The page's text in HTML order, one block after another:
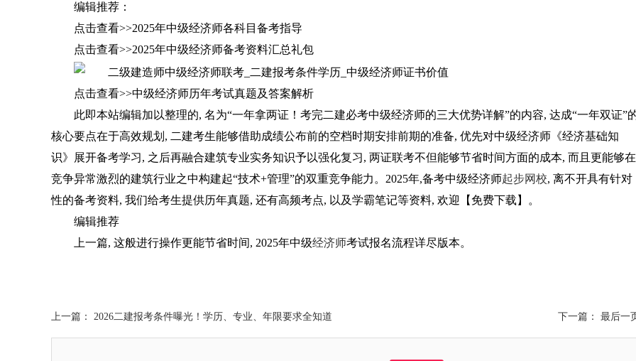
编辑推荐：
点击查看>>2025年中级经济师各科目备考指导
点击查看>>2025年中级经济师备考资料汇总礼包
点击查看>>中级经济师历年考试真题及答案解析
此即本站编辑加以整理的, 名为“一年拿两证！考完二建必考中级经济师的三大优势详解”的内容, 达成“一年双证”
核心要点在于高效规划, 二建考生能够借助成绩公布前的空档时期安排前期的准备, 优先对中级经济师《经济基础知
识》展开备考学习, 之后再融合建筑专业实务知识予以强化复习, 两证联考不但能够节省时间方面的成本, 而且更能够在
竞争异常激烈的建筑行业之中构建起“技术+管理”的双重竞争能力。2025年,备考中级经济师起步网校, 离不开具有针对
性的备考资料, 我们给考生提供历年真题, 还有高频考点, 以及学霸笔记等资料, 欢迎【免费下载】。
编辑推荐
上一篇, 这般进行操作更能节省时间, 2025年中级经济师考试报名流程详尽版本。
上一篇： 2026二建报考条件曝光！学历、专业、年限要求全知道 下一篇： 最后一